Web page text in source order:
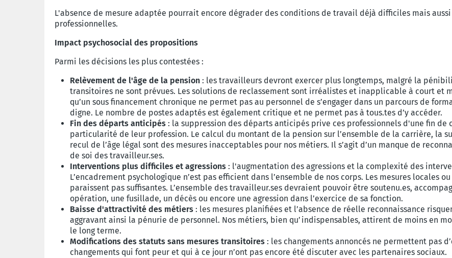
L'absence de mesure adaptée pourrait encore dégrader des conditions de travail déjà difficiles mais
professionnelles.
Impact psychosocial des propositions
Parmi les décisions les plus contestées :
Relèvement de l'âge de la pension : les travailleurs devront exercer plus longtemps, malgré la
transitoires ne sont prévues. Les solutions de reclassement sont irréalistes et inapplicable à court et
qu’un sous financement chronique ne permet pas au personnel de s’engager dans un parcours de
digne. Le nombre de postes adaptés est également critique et ne permet pas à tous.tes d’y accéder.
Fin des départs anticipés : la suppression des départs anticipés prive ces professionnels d'une fin
particularité de leur profession. Le calcul du montant de la pension sur l’ensemble de la carrière, la
recul de l’âge légal sont des mesures inacceptables pour nos métiers. Il s’agit d’un manque de
de soi des travailleur.ses.
Interventions plus difficiles et agressions : l'augmentation des agressions et la complexité des
L’encadrement psychologique n’est pas efficient dans l’ensemble de nos corps. Les mesures locales
paraissent pas suffisantes. L’ensemble des travailleur.ses devraient pouvoir être soutenu.es,
opération, une fusillade, un décès ou encore une agression dans l’exercice de sa fonction.
Baisse d'attractivité des métiers : les mesures planifiées et l’absence de réelle reconnaissance
aggravant ainsi la pénurie de personnel. Nos métiers, bien qu’indispensables, attirent de moins en
le long terme.
Modifications des statuts sans mesures transitoires : les changements annoncés ne permettent pas
changements qui font peur et qui à ce jour n’ont pas encore été discuter avec les partenaires sociaux.